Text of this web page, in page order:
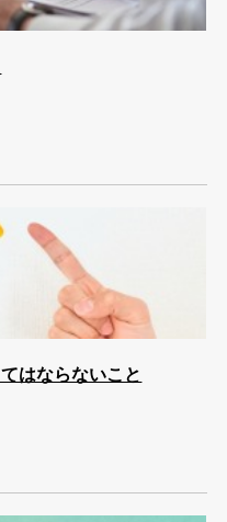
はならないこと